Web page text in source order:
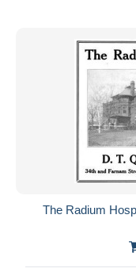
The Radium